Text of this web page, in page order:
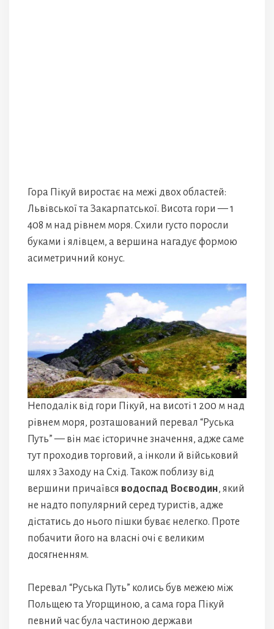
Гора Пікуй виростає на межі двох областей:
Львівської та Закарпатської. Висота гори — 1
408 м над рівнем моря. Схили густо поросли
буками і ялівцем, а вершина нагадує формою
асиметричний конус.
Неподалік від гори Пікуй, на висоті 1 200 м над
рівнем моря, розташований перевал “Руська
Путь” — він має історичне значення, адже саме
тут проходив торговий, а інколи й військовий
шлях з Заходу на Схід. Також поблизу від
вершини причаївся водоспад Воєводин, який
не надто популярний серед туристів, адже
дістатись до нього пішки буває нелегко. Проте
побачити його на власні очі є великим
досягненням.
Перевал “Руська Путь” колись був межею між
Польщею та Угорщиною, а сама гора Пікуй
певний час була частиною держави